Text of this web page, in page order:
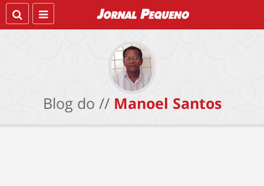
Blog do // Manoel Santos